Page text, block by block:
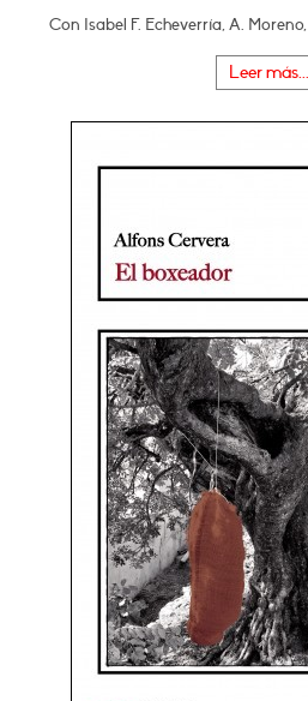
Con Isabel F. Echeverría, A.
Leer más...